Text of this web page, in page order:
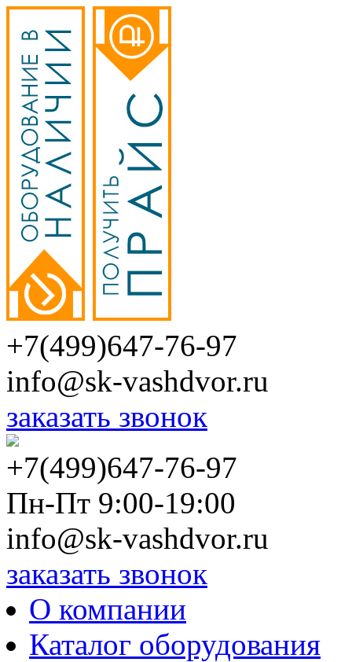
+7(499)647-76-97
info@sk-vashdvor.ru
заказать звонок
+7(499)647-76-97
Пн-Пт 9:00-19:00
info@sk-vashdvor.ru
заказать звонок
О компании
Каталог оборудования